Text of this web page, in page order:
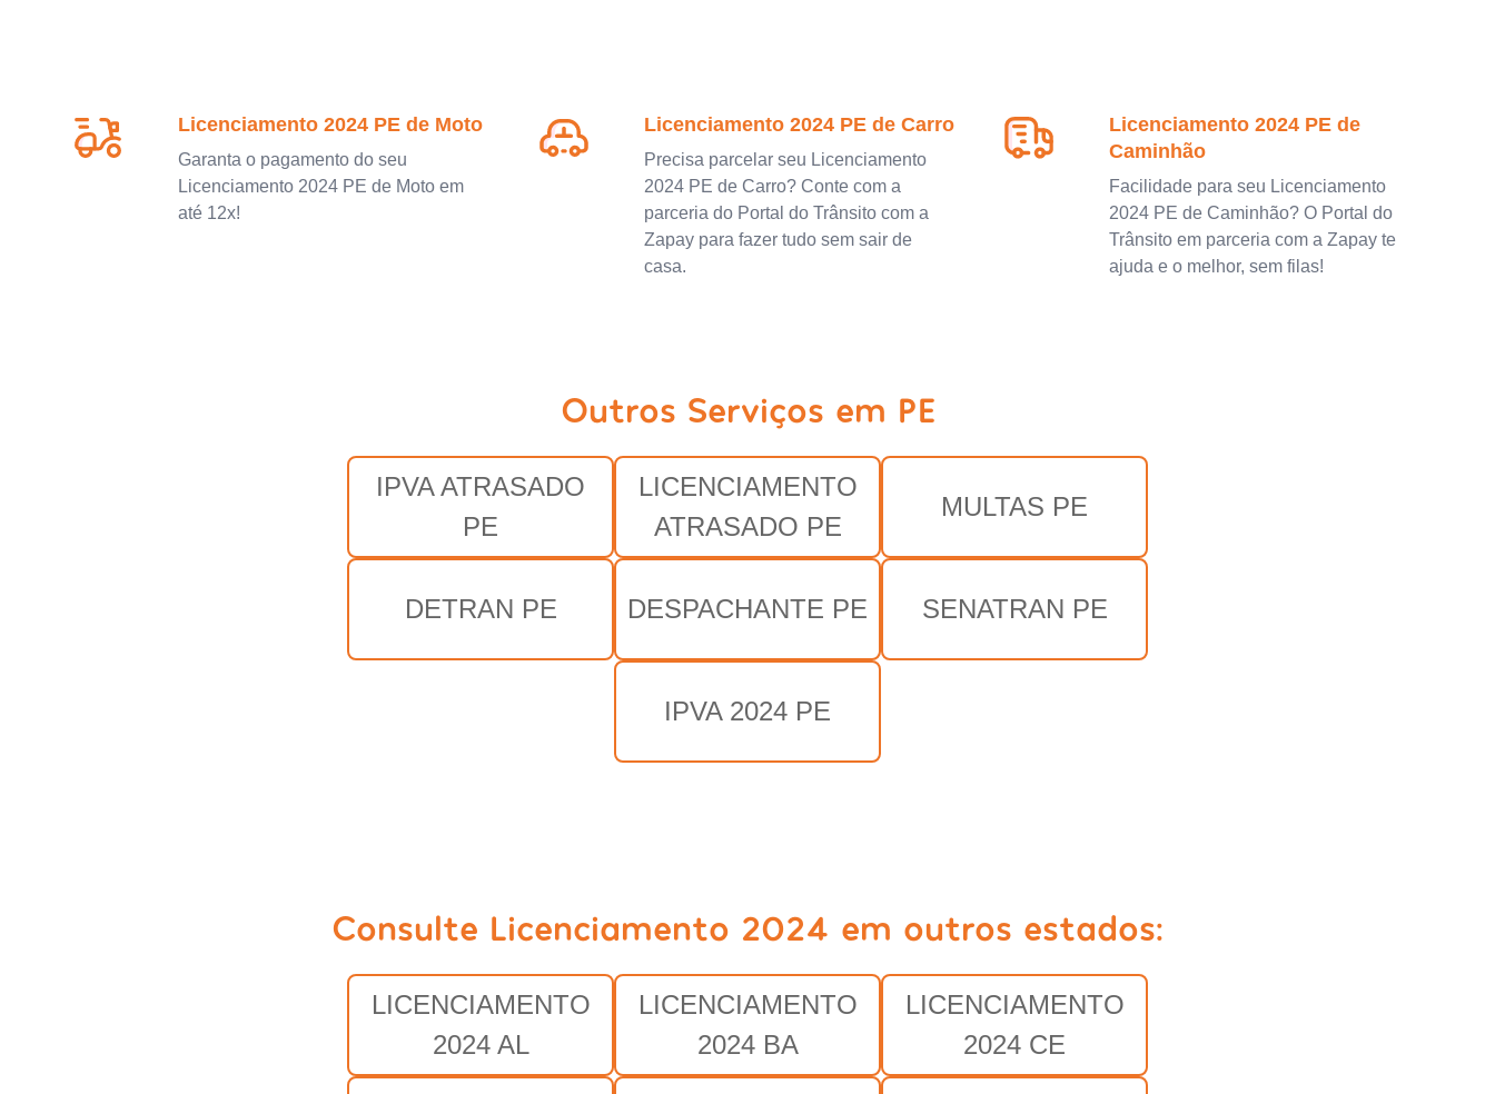
Licenciamento 2024 PE de Moto
Garanta o pagamento do seu
Licenciamento 2024 PE de Moto em
até 12x!
Licenciamento 2024 PE de Carro
Precisa parcelar seu Licenciamento
2024 PE de Carro? Conte com a
parceria do Portal do Trânsito com a
Zapay para fazer tudo sem sair de
casa.
Licenciamento 2024 PE de
Caminhão
Facilidade para seu Licenciamento
2024 PE de Caminhão? O Portal do
Trânsito em parceria com a Zapay te
ajuda e o melhor, sem filas!
Outros Serviços em PE
IPVA ATRASADO
PE
LICENCIAMENTO
ATRASADO PE
MULTAS PE
DETRAN PE DESPACHANTE PE SENATRAN PE
IPVA 2024 PE
Consulte Licenciamento 2024 em outros estados:
LICENCIAMENTO
2024 AL
LICENCIAMENTO
2024 BA
LICENCIAMENTO
2024 CE